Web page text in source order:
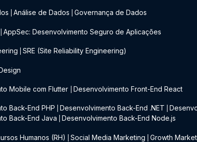
Análise de Dados Governança de Dados
AppSec: Desenvolvimento Seguro de Aplicações
SRE (Site Reliability Engineering)
Mobile com Flutter Desenvolvimento Front-End React
Back-End PHP Desenvolvimento Back-End .NET
Back-End Java Desenvolvimento Back-End Node.js
Humanos (RH) Social Media Marketing Growth